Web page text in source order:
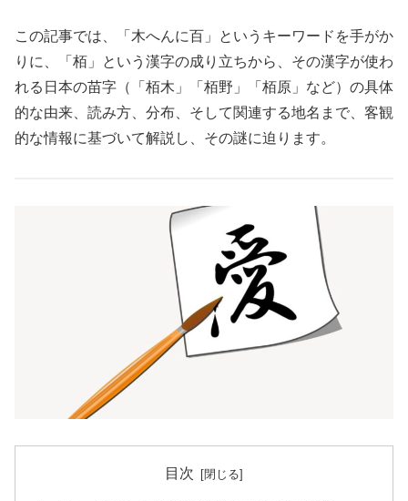
この記事では、「木へんに百」というキーワードを手がか
りに、「栢」という漢字の成り立ちから、その漢字が使わ
れる日本の苗字（「栢木」「栢野」「栢原」など）の具体
的な由来、読み方、分布、そして関連する地名まで、客観
的な情報に基づいて解説し、その謎に迫ります。
目次